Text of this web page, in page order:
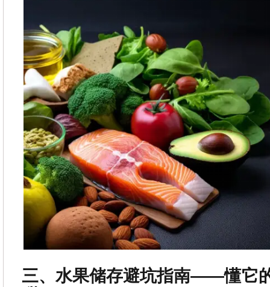
三、水果储存避坑指南——懂它